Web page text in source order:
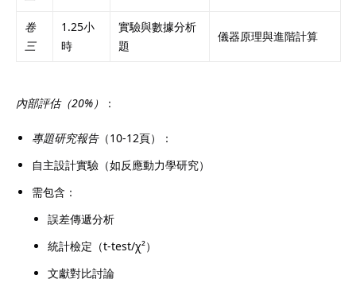
卷
三
1.25小
時
實驗與數據分析
題
儀器原理與進階計算
內部評估（20%） ：
專題研究報告（10-12頁）：
自主設計實驗（如反應動力學研究）
需包含：
誤差傳遞分析
統計檢定（t-test/χ²）
文獻對比討論